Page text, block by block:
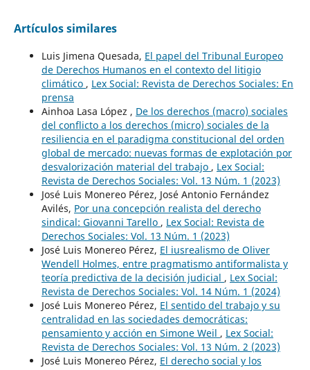
Artículos similares
Luis Jimena Quesada, El papel del Tribunal Europeo
de Derechos Humanos en el contexto del litigio
climático , Lex Social: Revista de Derechos Sociales: En
prensa
Ainhoa Lasa López , De los derechos (macro) sociales
del conflicto a los derechos (micro) sociales de la
resiliencia en el paradigma constitucional del orden
global de mercado: nuevas formas de explotación por
desvalorización material del trabajo , Lex Social:
Revista de Derechos Sociales: Vol. 13 Núm. 1 (2023)
José Luis Monereo Pérez, José Antonio Fernández
Avilés, Por una concepción realista del derecho
sindical: Giovanni Tarello , Lex Social: Revista de
Derechos Sociales: Vol. 13 Núm. 1 (2023)
José Luis Monereo Pérez, El iusrealismo de Oliver
Wendell Holmes, entre pragmatismo antiformalista y
teoría predictiva de la decisión judicial , Lex Social:
Revista de Derechos Sociales: Vol. 14 Núm. 1 (2024)
José Luis Monereo Pérez, El sentido del trabajo y su
centralidad en las sociedades democráticas:
pensamiento y acción en Simone Weil , Lex Social:
Revista de Derechos Sociales: Vol. 13 Núm. 2 (2023)
José Luis Monereo Pérez, El derecho social y los